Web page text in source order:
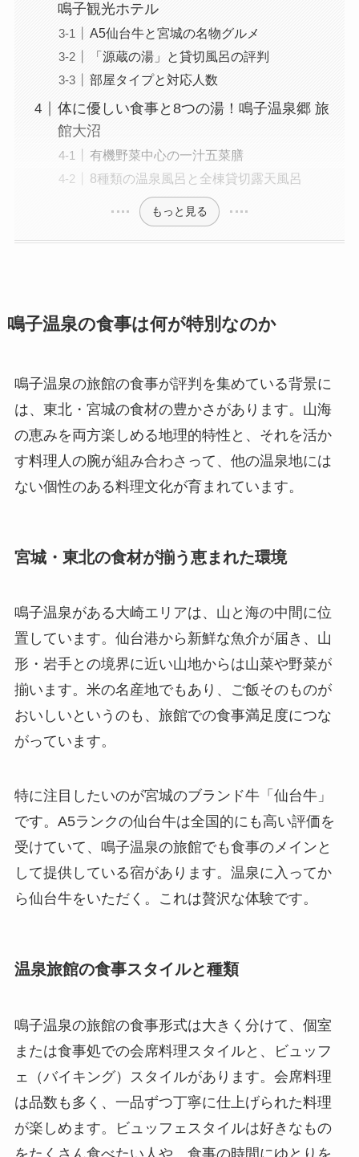
鳴子観光ホテル
A5仙台牛と宮城の名物グルメ
「源蔵の湯」と貸切風呂の評判
部屋タイプと対応人数
体に優しい食事と8つの湯！鳴子温泉郷 旅
館大沼
有機野菜中心の一汁五菜膳
8種類の温泉風呂と全棟貸切露天風呂
もっと見る
鳴子温泉の食事は何が特別なのか
鳴子温泉の旅館の食事が評判を集めている背景に
は、東北・宮城の食材の豊かさがあります。山海
の恵みを両方楽しめる地理的特性と、それを活か
す料理人の腕が組み合わさって、他の温泉地には
ない個性のある料理文化が育まれています。
宮城・東北の食材が揃う恵まれた環境
鳴子温泉がある大崎エリアは、山と海の中間に位
置しています。仙台港から新鮮な魚介が届き、山
形・岩手との境界に近い山地からは山菜や野菜が
揃います。米の名産地でもあり、ご飯そのものが
おいしいというのも、旅館での食事満足度につな
がっています。
特に注目したいのが宮城のブランド牛「仙台牛」
です。A5ランクの仙台牛は全国的にも高い評価を
受けていて、鳴子温泉の旅館でも食事のメインと
して提供している宿があります。温泉に入ってか
ら仙台牛をいただく。これは贅沢な体験です。
温泉旅館の食事スタイルと種類
鳴子温泉の旅館の食事形式は大きく分けて、個室
または食事処での会席料理スタイルと、ビュッフ
ェ（バイキング）スタイルがあります。会席料理
は品数も多く、一品ずつ丁寧に仕上げられた料理
が楽しめます。ビュッフェスタイルは好きなもの
をたくさん食べたい人や、食事の時間にゆとりを